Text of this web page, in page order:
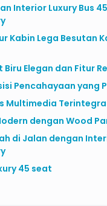
Interior Luxury Bus
Kabin Lega Besutan
Biru Elegan dan Fitur
Pencahayaan yang
Multimedia
dengan Wood
di Jalan dengan
45 seat